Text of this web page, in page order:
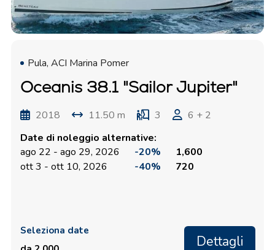
Pula, ACI Marina Pomer
Oceanis 38.1 "Sailor Jupiter"
2018 11.50 m 3
6 + 2
Date di noleggio alternative:
ago 22 - ago 29, 2026
-20%
1,600
ott 3 - ott 10, 2026
-40% 720
Seleziona date
Dettagli